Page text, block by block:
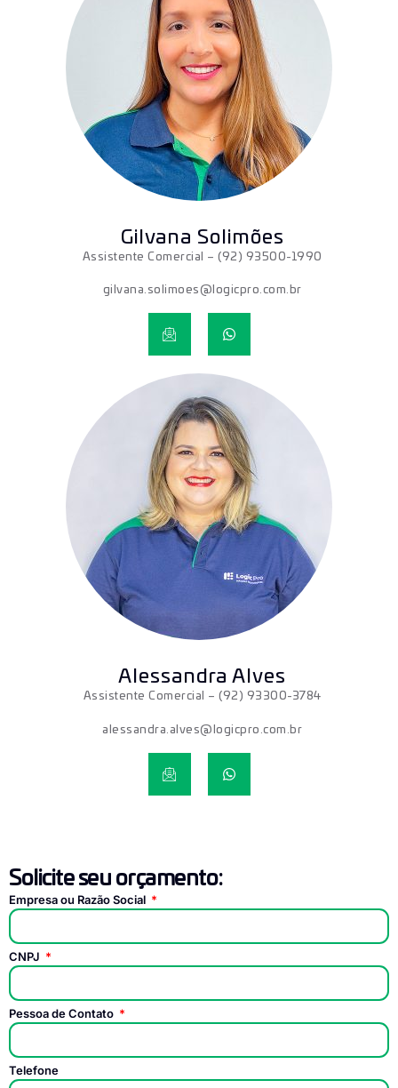
Gilvana Solimões
Assistente Comercial – (92) 93500-1990
gilvana.solimoes@logicpro.com.br
Alessandra Alves
Assistente Comercial – (92) 93300-3784
alessandra.alves@logicpro.com.br
Solicite seu orçamento:
Empresa ou Razão Social
CNPJ
Pessoa de Contato
Telefone